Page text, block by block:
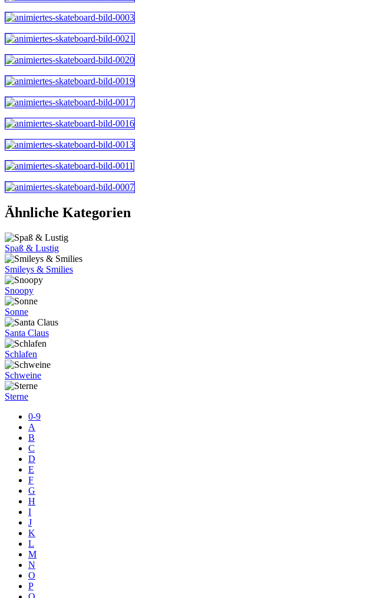
Ähnliche Kategorien
Spaß & Lustig
Smileys & Smilies
Snoopy
Sonne
Santa Claus
Schlafen
Schweine
Sterne
0-9
A
B
C
D
E
F
G
H
I
J
K
L
M
N
O
P